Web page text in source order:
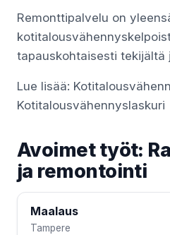
Remonttipalvelu on
tapauskohtaisesti tekijältä
Lue lisää:
Kotitalousvähennyslaskuri
Avoimet työt:
ja remontointi
Maalaus
Tampere